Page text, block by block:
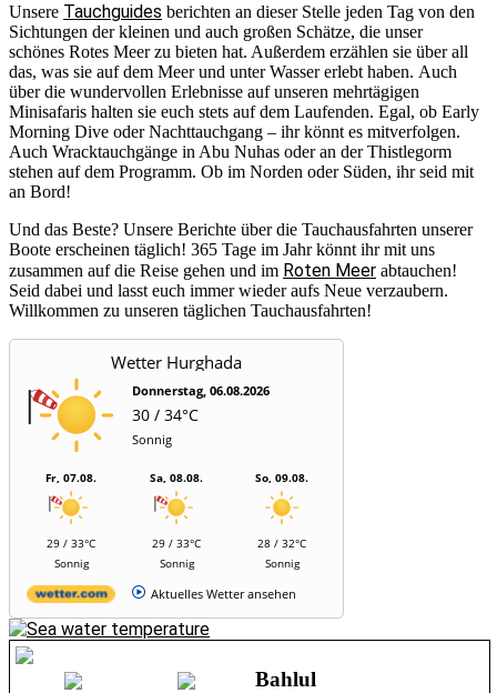
Unsere Tauchguides berichten an dieser Stelle jeden Tag von den
Sichtungen der kleinen und auch großen Schätze, die unser
schönes Rotes Meer zu bieten hat. Außerdem erzählen sie über all
das, was sie auf dem Meer und unter Wasser erlebt haben. Auch
über die wundervollen Erlebnisse auf unseren mehrtägigen
Minisafaris halten sie euch stets auf dem Laufenden. Egal, ob Early
Morning Dive oder Nachttauchgang – ihr könnt es mitverfolgen.
Auch Wracktauchgänge in Abu Nuhas oder an der Thistlegorm
stehen auf dem Programm. Ob im Norden oder Süden, ihr seid mit
an Bord!
Und das Beste? Unsere Berichte über die Tauchausfahrten unserer
Boote erscheinen täglich! 365 Tage im Jahr könnt ihr mit uns
zusammen auf die Reise gehen und im Roten Meer abtauchen!
Seid dabei und lasst euch immer wieder aufs Neue verzaubern.
Willkommen zu unseren täglichen Tauchausfahrten!
Wetter Hurghada
Donnerstag, 06.08.2026
30 / 34°C
Sonnig
Fr, 07.08.
29 / 33°C
Sonnig
Sa, 08.08.
29 / 33°C
Sonnig
So, 09.08.
28 / 32°C
Sonnig
Aktuelles Wetter ansehen
Bahlul